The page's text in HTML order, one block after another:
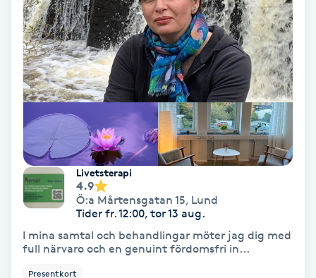
PRX-T33
Psoriasis
Radiofrekvens
Rakning
Reflexologi
Livetsterapi
4.9
Ö:a Mårtensgatan 15, Lund
Tider fr. 12:00, tor 13 aug.
I mina samtal och behandlingar möter jag dig med
full närvaro och en genuint fördomsfri in...
Presentkort